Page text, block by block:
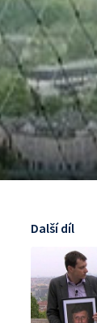
Další díl